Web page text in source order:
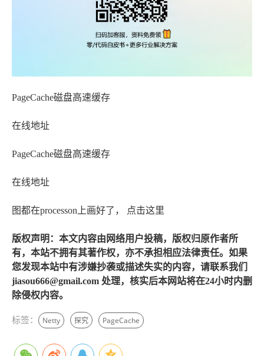
PageCache磁盘高速缓存
在线地址
PageCache磁盘高速缓存
在线地址
图都在processon上画好了， 点击这里
版权声明：本文内容由网络用户投稿，版权归原作者所
有，本站不拥有其著作权，亦不承担相应法律责任。如果
您发现本站中有涉嫌抄袭或描述失实的内容，请联系我们
jiasou666@gmail.com 处理，核实后本网站将在24小时内删
除侵权内容。
标签： Netty 探究 PageCache